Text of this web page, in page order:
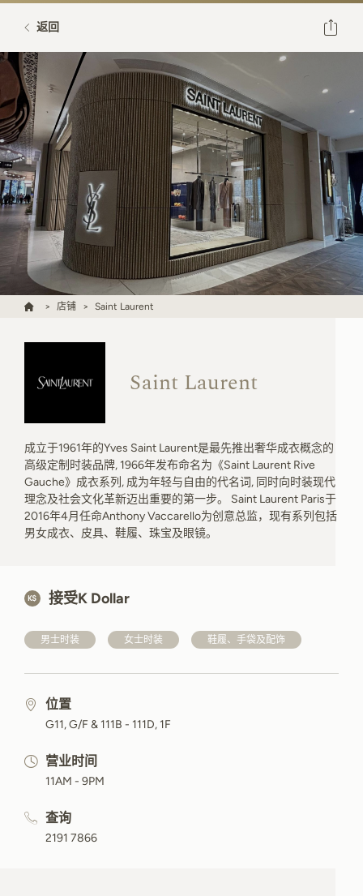
返回
店铺 Saint Laurent
Saint Laurent
成立于1961年的Yves Saint Laurent是最先推出奢华成衣概念的
高级定制时装品牌, 1966年发布命名为《Saint Laurent Rive
Gauche》成衣系列, 成为年轻与自由的代名词, 同时向时装现代
理念及社会文化革新迈出重要的第一步。 Saint Laurent Paris于
2016年4月任命Anthony Vaccarello为创意总监，现有系列包括
男女成衣、皮具、鞋履、珠宝及眼镜。
接受K Dollar
男士时装 女士时装 鞋履、手袋及配饰
位置
G11, G/F & 111B - 111D, 1F
营业时间
11AM - 9PM
查询
2191 7866